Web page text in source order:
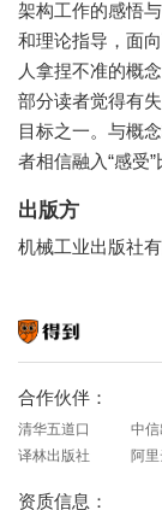
架构工作的感悟
和理论指导，面
人拿捏不准的概
部分读者觉得有
目标之一。与概
者相信融入“感受
出版方
机械工业出版社
合作伙伴：
清华五道口 中信
译林出版社
阿里
资质信息：